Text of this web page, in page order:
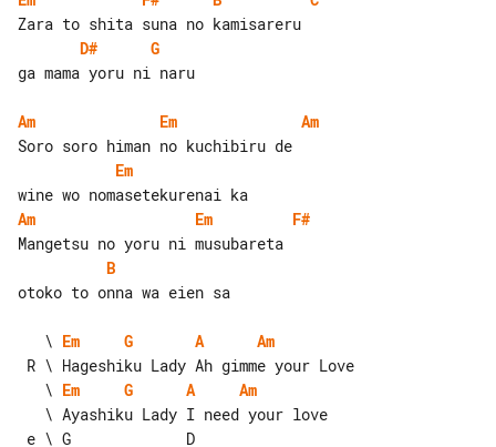
D#
G
ga mama yoru ni naru
Am Em
Am
Em
Am
Em
F#
B
otoko to onna wa eien sa
   \
Em G A
Am
   \
Em G A
Am